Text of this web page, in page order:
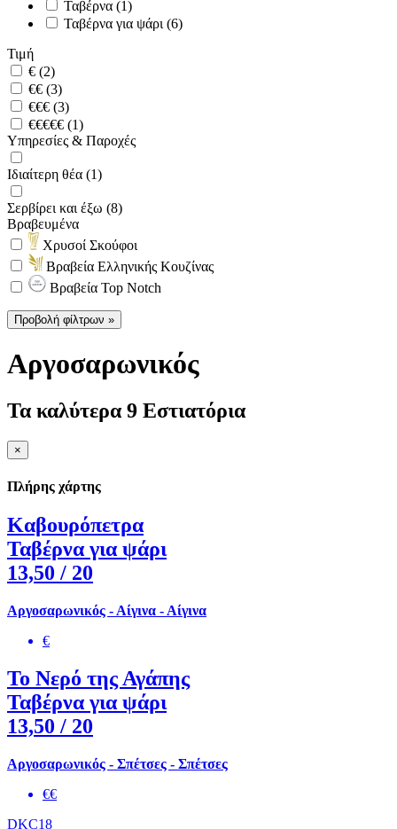
Ταβέρνα (1)
Ταβέρνα για ψάρι (6)
Τιμή
€ (2)
€€ (3)
€€€ (3)
€€€€€ (1)
Υπηρεσίες & Παροχές
Ιδιαίτερη θέα (1)
Σερβίρει και έξω (8)
Βραβευμένα
Χρυσοί Σκούφοι
Βραβεία Ελληνικής Κουζίνας
Βραβεία Top Notch
Προβολή φίλτρων »
Αργοσαρωνικός
Τα καλύτερα 9 Εστιατόρια
×
Πλήρης χάρτης
Καβουρόπετρα
Ταβέρνα για ψάρι
13,50 / 20
Αργοσαρωνικός - Αίγινα - Αίγινα
€
Το Νερό της Αγάπης
Ταβέρνα για ψάρι
13,50 / 20
Αργοσαρωνικός - Σπέτσες - Σπέτσες
€€
DKC18